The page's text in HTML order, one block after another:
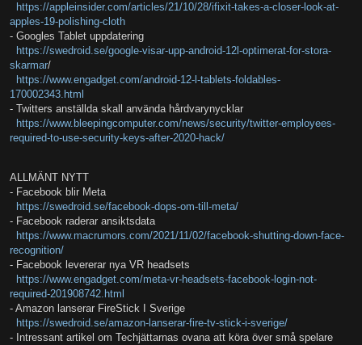
https://appleinsider.com/articles/21/10/28/ifixit-takes-a-closer-look-at-
apples-19-polishing-cloth
- Googles Tablet uppdatering
https://swedroid.se/google-visar-upp-android-12l-optimerat-for-stora-
skarmar/
https://www.engadget.com/android-12-l-tablets-foldables-
170002343.html
- Twitters anställda skall använda hårdvarynycklar
https://www.bleepingcomputer.com/news/security/twitter-employees-
required-to-use-security-keys-after-2020-hack/
ALLMÄNT NYTT
- Facebook blir Meta
https://swedroid.se/facebook-dops-om-till-meta/
- Facebook raderar ansiktsdata
https://www.macrumors.com/2021/11/02/facebook-shutting-down-face-
recognition/
- Facebook levererar nya VR headsets
https://www.engadget.com/meta-vr-headsets-facebook-login-not-
required-201908742.html
- Amazon lanserar FireStick I Sverige
https://swedroid.se/amazon-lanserar-fire-tv-stick-i-sverige/
- Intressant artikel om Techjättarnas ovana att köra över små spelare